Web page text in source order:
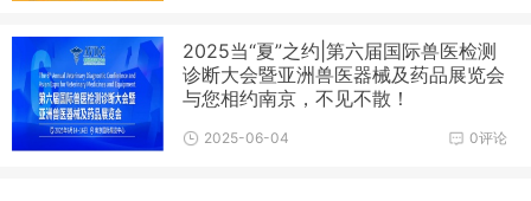
2025当“夏”之约|第六届国际兽医检测
诊断大会暨亚洲兽医器械及药品展览会
与您相约南京，不见不散！
0评论
2025-06-04